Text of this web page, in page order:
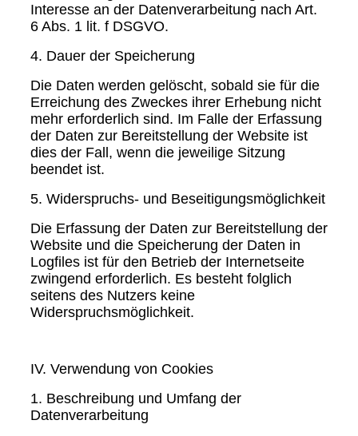
Interesse an der Datenverarbeitung nach Art.
6 Abs. 1 lit. f DSGVO.
4. Dauer der Speicherung
Die Daten werden gelöscht, sobald sie für die
Erreichung des Zweckes ihrer Erhebung nicht
mehr erforderlich sind. Im Falle der Erfassung
der Daten zur Bereitstellung der Website ist
dies der Fall, wenn die jeweilige Sitzung
beendet ist.
5. Widerspruchs- und Beseitigungsmöglichkeit
Die Erfassung der Daten zur Bereitstellung der
Website und die Speicherung der Daten in
Logfiles ist für den Betrieb der Internetseite
zwingend erforderlich. Es besteht folglich
seitens des Nutzers keine
Widerspruchsmöglichkeit.
IV. Verwendung von Cookies
1. Beschreibung und Umfang der
Datenverarbeitung